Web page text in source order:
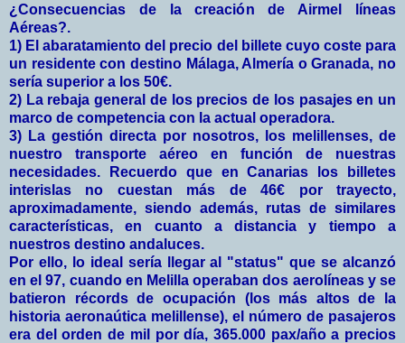
¿Consecuencias de la creación de Airmel líneas
Aéreas?.
1) El abaratamiento del precio del billete cuyo coste para
un residente con destino Málaga, Almería o Granada, no
sería superior a los 50€.
2) La rebaja general de los precios de los pasajes en un
marco de competencia con la actual operadora.
3) La gestión directa por nosotros, los melillenses, de
nuestro transporte aéreo en función de nuestras
necesidades. Recuerdo que en Canarias los billetes
interislas no cuestan más de 46€ por trayecto,
aproximadamente, siendo además, rutas de similares
características, en cuanto a distancia y tiempo a
nuestros destino andaluces.
Por ello, lo ideal sería llegar al "status" que se alcanzó
en el 97, cuando en Melilla operaban dos aerolíneas y se
batieron récords de ocupación (los más altos de la
historia aeronaútica melillense), el número de pasajeros
era del orden de mil por día, 365.000 pax/año a precios